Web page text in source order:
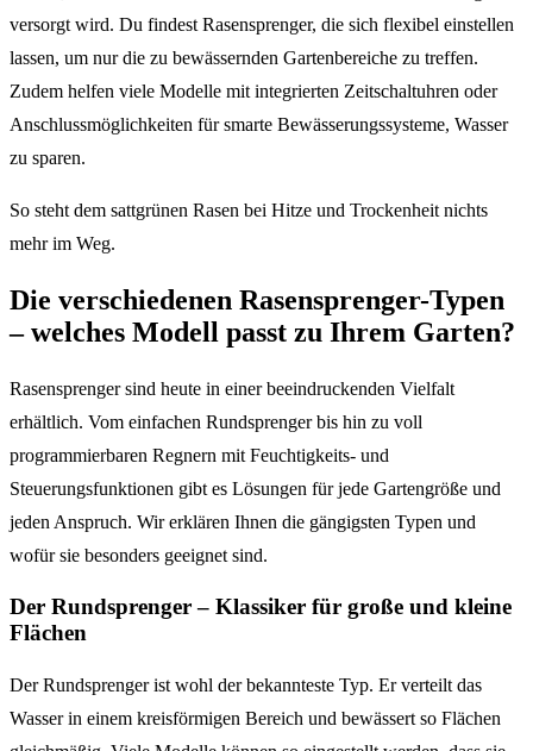
versorgt wird. Du findest Rasensprenger, die sich flexibel einstellen
lassen, um nur die zu bewässernden Gartenbereiche zu treffen.
Zudem helfen viele Modelle mit integrierten Zeitschaltuhren oder
Anschlussmöglichkeiten für smarte Bewässerungssysteme, Wasser
zu sparen.
So steht dem sattgrünen Rasen bei Hitze und Trockenheit nichts
mehr im Weg.
Die verschiedenen Rasensprenger-Typen
– welches Modell passt zu Ihrem Garten?
Rasensprenger sind heute in einer beeindruckenden Vielfalt
erhältlich. Vom einfachen Rundsprenger bis hin zu voll
programmierbaren Regnern mit Feuchtigkeits- und
Steuerungsfunktionen gibt es Lösungen für jede Gartengröße und
jeden Anspruch. Wir erklären Ihnen die gängigsten Typen und
wofür sie besonders geeignet sind.
Der Rundsprenger – Klassiker für große und kleine
Flächen
Der Rundsprenger ist wohl der bekannteste Typ. Er verteilt das
Wasser in einem kreisförmigen Bereich und bewässert so Flächen